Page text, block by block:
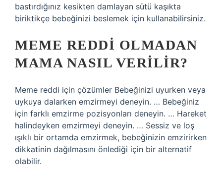
bastırdığınız kesikten damlayan sütü kaşıkta
biriktikçe bebeğinizi beslemek için kullanabilirsiniz.
MEME REDDI OLMADAN
MAMA NASIL VERILIR?
Meme reddi için çözümler Bebeğinizi uyurken veya
uykuya dalarken emzirmeyi deneyin. … Bebeğiniz
için farklı emzirme pozisyonları deneyin. … Hareket
halindeyken emzirmeyi deneyin. … Sessiz ve loş
ışıklı bir ortamda emzirmek, bebeğinizin emzirirken
dikkatinin dağılmasını önlediği için bir alternatif
olabilir.